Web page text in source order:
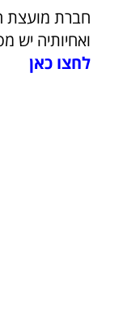
חברת מועצת
ואחיותיה יש
לחצו כאן